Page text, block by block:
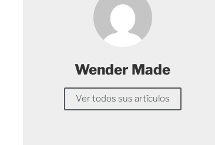
Wender Made
Ver todos sus artículos